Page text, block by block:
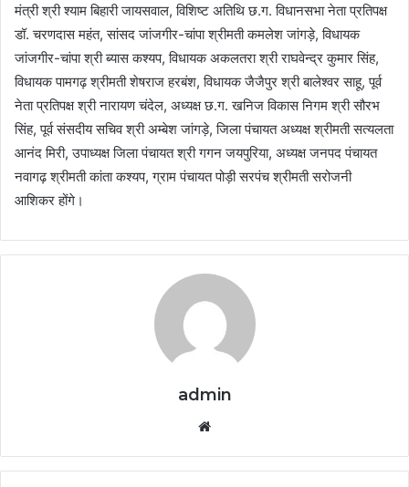
मंत्री श्री श्याम बिहारी जायसवाल, विशिष्ट अतिथि छ.ग. विधानसभा नेता प्रतिपक्ष
डॉ. चरणदास महंत, सांसद जांजगीर-चांपा श्रीमती कमलेश जांगड़े, विधायक
जांजगीर-चांपा श्री ब्यास कश्यप, विधायक अकलतरा श्री राघवेन्द्र कुमार सिंह,
विधायक पामगढ़ श्रीमती शेषराज हरबंश, विधायक जैजैपुर श्री बालेश्वर साहू, पूर्व
नेता प्रतिपक्ष श्री नारायण चंदेल, अध्यक्ष छ.ग. खनिज विकास निगम श्री सौरभ
सिंह, पूर्व संसदीय सचिव श्री अम्बेश जांगड़े, जिला पंचायत अध्यक्ष श्रीमती सत्यलता
आनंद मिरी, उपाध्यक्ष जिला पंचायत श्री गगन जयपुरिया, अध्यक्ष जनपद पंचायत
नवागढ़ श्रीमती कांता कश्यप, ग्राम पंचायत पोड़ी सरपंच श्रीमती सरोजनी
आशिकर होंगे।
admin